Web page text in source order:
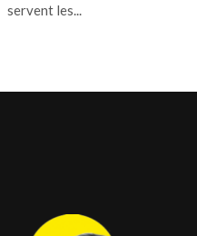
servent les...